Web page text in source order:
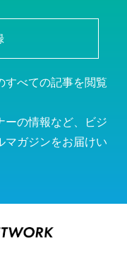
すべての記事を閲覧
ーの情報など、ビジ
マガジンをお届けい